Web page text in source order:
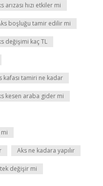
arızası hızı etkiler mi
boşluğu tamir edilir mi
değişimi kaç TL
kafası tamiri ne kadar
kesen araba gider mi
Aks ne kadara yapılır
değişir mi